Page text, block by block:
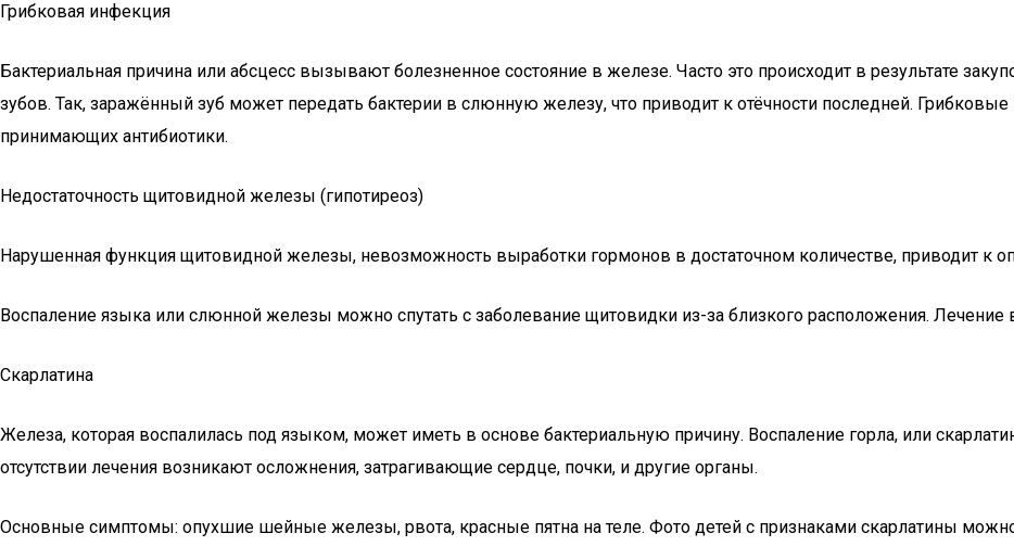
Грибковая инфекция
Бактериальная причина или абсцесс вызывают болезненное состояние в железе. Часто это происходит в результате
зубов. Так, заражённый зуб может передать бактерии в слюнную железу, что приводит к отёчности последней.
принимающих антибиотики.
Недостаточность щитовидной железы (гипотиреоз)
Нарушенная функция щитовидной железы, невозможность выработки гормонов в достаточном количестве, приводит к
Воспаление языка или слюнной железы можно спутать с заболевание щитовидки из-за близкого расположения. Лечение
Скарлатина
Железа, которая воспалилась под языком, может иметь в основе бактериальную причину. Воспаление горла, или
отсутствии лечения возникают осложнения, затрагивающие сердце, почки, и другие органы.
Основные симптомы: опухшие шейные железы, рвота, красные пятна на теле. Фото детей с признаками скарлатины